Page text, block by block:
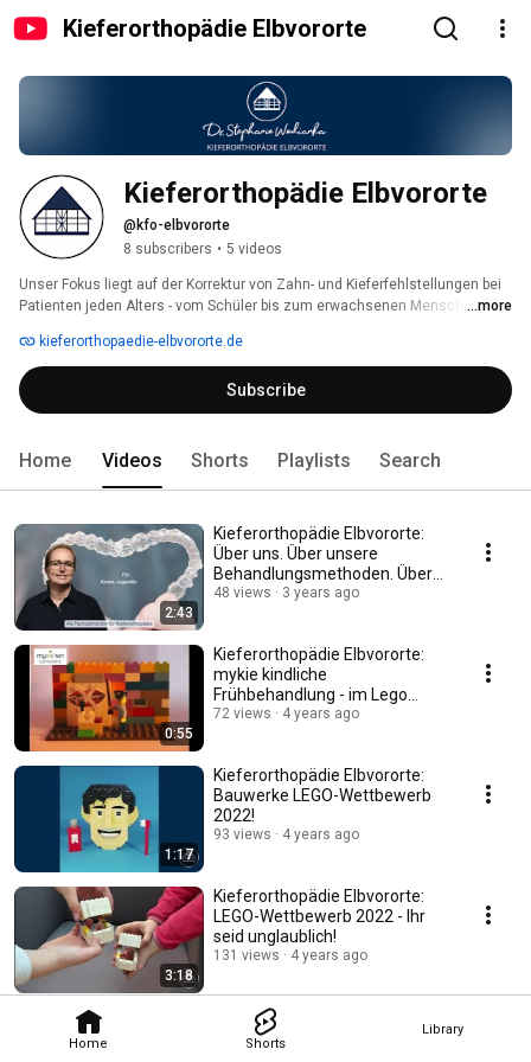
Kieferorthopädie Elbvororte
Home Shorts
Library
Kieferorthopädie Elbvororte
@kfo-elbvororte
8 subscribers • 5 videos
Unser Fokus liegt auf der Korrektur von Zahn- und Kieferfehlstellungen bei
Patienten jeden Alters - vom Schüler bis zum erwachsenen Menschen. Wie
Wir zeigen es Ihnen!
...more
kieferorthopaedie-elbvororte.de
Subscribe
Home Videos Shorts Playlists Search
2:43
Kieferorthopädie Elbvororte:
Über uns. Über unsere
Behandlungsmethoden. Über
unsere Philosophie.
48 views 3 years ago
0:55
Kieferorthopädie Elbvororte:
mykie kindliche
Frühbehandlung - im Lego
Gewinnervideo 2022!
72 views 4 years ago
1:17
Kieferorthopädie Elbvororte:
Bauwerke LEGO-Wettbewerb
2022!
93 views 4 years ago
3:18
Kieferorthopädie Elbvororte:
LEGO-Wettbewerb 2022 - Ihr
seid unglaublich!
131 views 4 years ago